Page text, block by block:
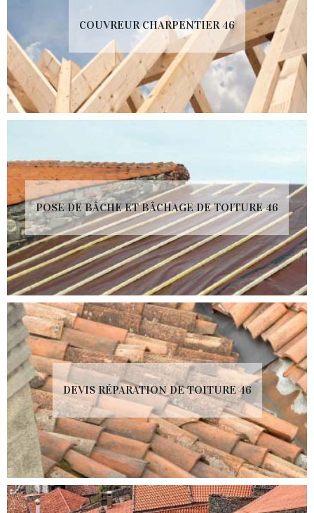
COUVREUR CHARPENTIER 46
POSE DE BÂCHE ET BÂCHAGE DE TOITURE 46
DEVIS RÉPARATION DE TOITURE 46